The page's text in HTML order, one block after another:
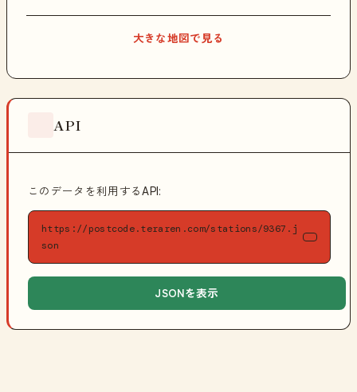
大きな地図で見る
API
このデータを利用するAPI:
https://postcode.teraren.com/stations/9367.j
son
JSONを表示